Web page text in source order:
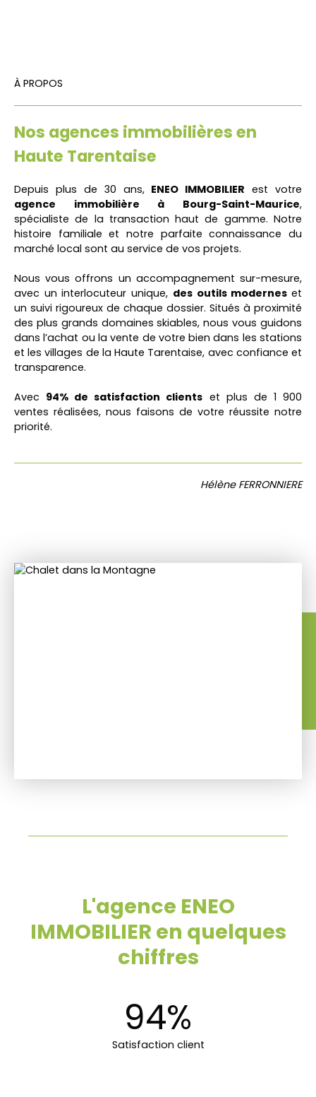
À PROPOS
Nos agences immobilières en
Haute Tarentaise
Depuis plus de 30 ans, ENEO IMMOBILIER est votre
agence immobilière à Bourg-Saint-Maurice,
spécialiste de la transaction haut de gamme. Notre
histoire familiale et notre parfaite connaissance du
marché local sont au service de vos projets.
Nous vous offrons un accompagnement sur-mesure,
avec un interlocuteur unique, des outils moderneset
un suivi rigoureux de chaque dossier. Situés à proximité
des plus grands domaines skiables, nous vous guidons
dans l’achat ou la vente de votre bien dans les stations
et les villages de la Haute Tarentaise, avec confiance et
transparence.
Avec 94% de satisfaction clients et plus de 1 900
ventes réalisées, nous faisons de votre réussite notre
priorité.
Hélène FERRONNIERE
L'agence ENEO
IMMOBILIER en quelques
chiffres
94%
Satisfaction client